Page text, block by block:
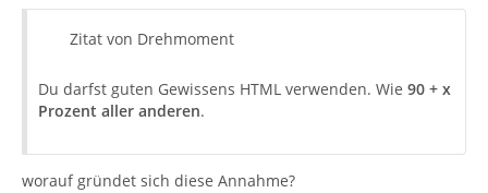
Zitat von Drehmoment
Du darfst guten Gewissens HTML verwenden. Wie 90 + x
Prozent aller anderen.
worauf gründet sich diese Annahme?